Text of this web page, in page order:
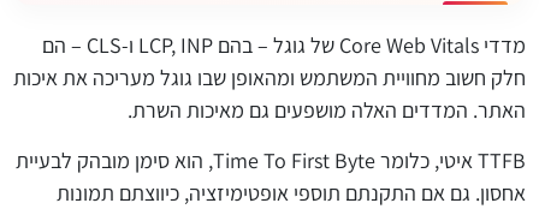
מדדי Core Web Vitals של גוגל – בהם LCP, INP ו-CLS – הם
חלק חשוב מחוויית המשתמש ומהאופן שבו גוגל מעריכה את איכות
האתר. המדדים האלה מושפעים גם מאיכות השרת.
TTFB איטי, כלומר Time To First Byte, הוא סימן מובהק לבעיית
אחסון. גם אם התקנתם תוספי אופטימיזציה, כיווצתם תמונות